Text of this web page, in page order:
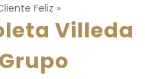
Feliz »
Villeda